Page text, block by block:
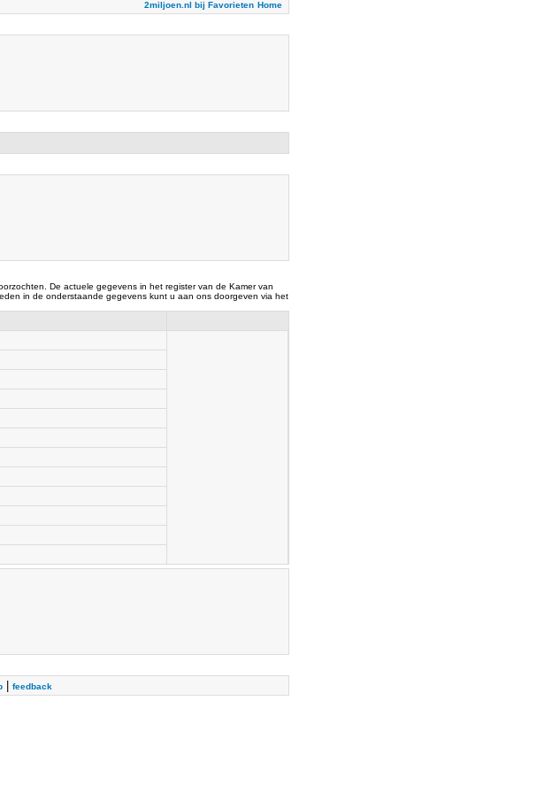
2miljoen.nl bij Favorieten Home
De actuele gegevens in het register van de Kamer van
in de onderstaande gegevens kunt u aan ons doorgeven via het
| feedback